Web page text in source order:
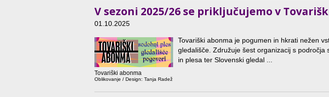
V sezoni 2025/26 se priključujemo v
01.10.2025
Tovariški abonma
Oblikovanje / Design: Tanja Radež
Tovariški abonma je pogumen in hkrati nežen
gledališče. Združuje šest organizacij s področja
in plesa ter Slovenski gledal ...